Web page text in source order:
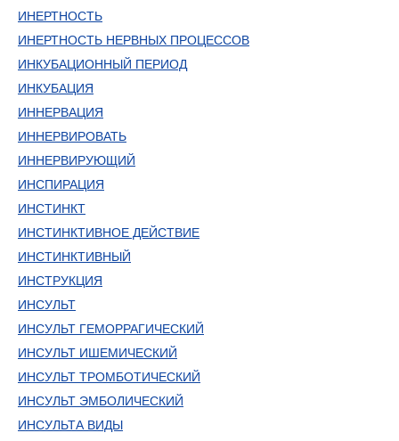
ИНЕРТНОСТЬ
ИНЕРТНОСТЬ НЕРВНЫХ ПРОЦЕССОВ
ИНКУБАЦИОННЫЙ ПЕРИОД
ИНКУБАЦИЯ
ИННЕРВАЦИЯ
ИННЕРВИРОВАТЬ
ИННЕРВИРУЮЩИЙ
ИНСПИРАЦИЯ
ИНСТИНКТ
ИНСТИНКТИВНОЕ ДЕЙСТВИЕ
ИНСТИНКТИВНЫЙ
ИНСТРУКЦИЯ
ИНСУЛЬТ
ИНСУЛЬТ ГЕМОРРАГИЧЕСКИЙ
ИНСУЛЬТ ИШЕМИЧЕСКИЙ
ИНСУЛЬТ ТРОМБОТИЧЕСКИЙ
ИНСУЛЬТ ЭМБОЛИЧЕСКИЙ
ИНСУЛЬТА ВИДЫ